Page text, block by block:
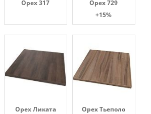
Орех 317
Орех 729
+15%
Орех Ликата
Орех Тьеполо